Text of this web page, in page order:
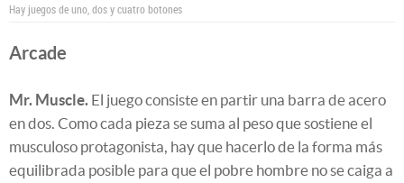
Hay juegos de uno, dos y cuatro botones
Arcade
Mr. Muscle. El juego consiste en partir una barra de acero
en dos. Como cada pieza se suma al peso que sostiene el
musculoso protagonista, hay que hacerlo de la forma más
equilibrada posible para que el pobre hombre no se caiga a